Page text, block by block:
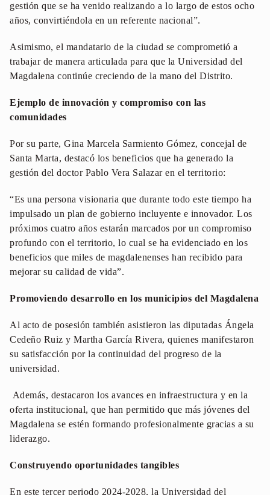
gestión que se ha venido realizando a lo largo de estos ocho
años, convirtiéndola en un referente nacional”.
Asimismo, el mandatario de la ciudad se comprometió a
trabajar de manera articulada para que la Universidad del
Magdalena continúe creciendo de la mano del Distrito.
Ejemplo de innovación y compromiso con las
comunidades
Por su parte, Gina Marcela Sarmiento Gómez, concejal de
Santa Marta, destacó los beneficios que ha generado la
gestión del doctor Pablo Vera Salazar en el territorio:
“Es una persona visionaria que durante todo este tiempo ha
impulsado un plan de gobierno incluyente e innovador. Los
próximos cuatro años estarán marcados por un compromiso
profundo con el territorio, lo cual se ha evidenciado en los
beneficios que miles de magdalenenses han recibido para
mejorar su calidad de vida”.
Promoviendo desarrollo en los municipios del Magdalena
Al acto de posesión también asistieron las diputadas Ángela
Cedeño Ruiz y Martha García Rivera, quienes manifestaron
su satisfacción por la continuidad del progreso de la
universidad.
Además, destacaron los avances en infraestructura y en la
oferta institucional, que han permitido que más jóvenes del
Magdalena se estén formando profesionalmente gracias a su
liderazgo.
Construyendo oportunidades tangibles
En este tercer periodo 2024-2028, la Universidad del